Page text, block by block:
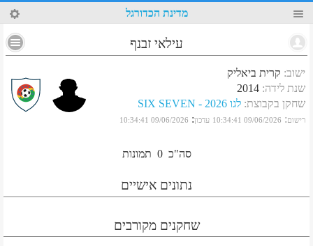
41 מדינת הכדורגל
עילאי זבנף
ישוב: קרית ביאליק
שנת לידה:
2014
שחקן בקבוצת: לגו 2026 - SIX SEVEN
רישום:
09/06/2026 10:34:41 עדכון:
09/06/2026 10:34:41
סה"כ 0 תמונות
נתונים אישיים
שחקנים מקורבים